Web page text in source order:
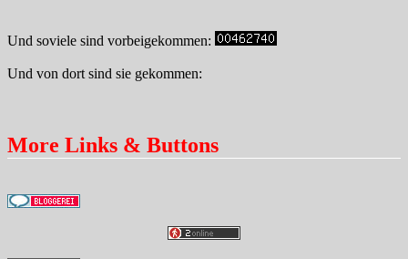
Und soviele sind vorbeigekommen:
Und von dort sind sie gekommen:
More Links & Buttons